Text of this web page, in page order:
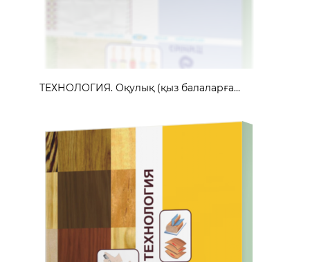
ТЕХНОЛОГИЯ. Оқулық (қыз балаларға...